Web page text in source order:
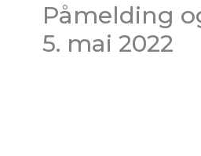
Påmelding
5. mai 2022